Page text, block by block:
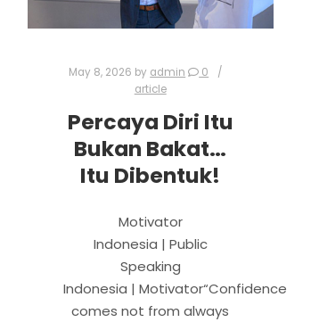
May 8, 2026 by admin
0
article
Percaya Diri Itu
Bukan Bakat…
Itu Dibentuk!
Motivator
Indonesia | Public
Speaking
Indonesia | Motivator“Confidence
comes not from always